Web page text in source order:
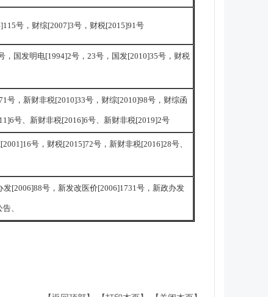
号，财综[2007]3号，财税[2015]91号
，国发明电[1994]2号，23号，国发[2010]35号，财税
号，新财非税[2010]33号，财综[2010]98号，财综函
号、新财非税[2016]6号、新财非税[2019]2号
号，财税[2015]72号，新财非税[2016]28号、
[2006]88号，新发改医价[2006]1731号，新政办发
、